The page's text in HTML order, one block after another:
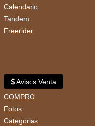
Calendario
Tandem
Freerider
Avisos Venta
COMPRO
Fotos
Categorias